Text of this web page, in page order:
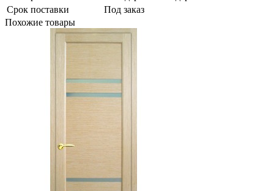
Срок поставки
Под заказ
Похожие товары